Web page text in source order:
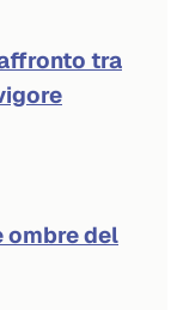
tra
ombre del